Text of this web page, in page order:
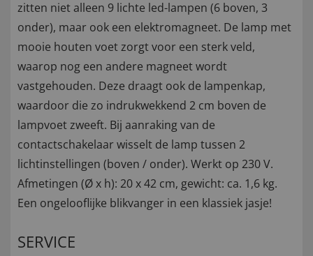
zitten niet alleen 9 lichte led-lampen (6 boven, 3
onder), maar ook een elektromagneet. De lamp met
mooie houten voet zorgt voor een sterk veld,
waarop nog een andere magneet wordt
vastgehouden. Deze draagt ook de lampenkap,
waardoor die zo indrukwekkend 2 cm boven de
lampvoet zweeft. Bij aanraking van de
contactschakelaar wisselt de lamp tussen 2
lichtinstellingen (boven / onder). Werkt op 230 V.
Afmetingen (Ø x h): 20 x 42 cm, gewicht: ca. 1,6 kg.
Een ongelooflijke blikvanger in een klassiek jasje!
SERVICE